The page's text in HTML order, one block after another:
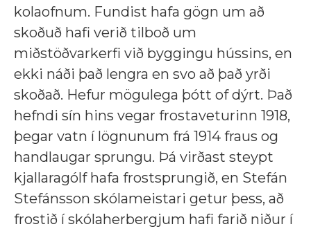
kolaofnum. Fundist hafa gögn um að
skoðuð hafi verið tilboð um
miðstöðvarkerfi við byggingu hússins, en
ekki náði það lengra en svo að það yrði
skoðað. Hefur mögulega þótt of dýrt. Það
hefndi sín hins vegar frostaveturinn 1918,
þegar vatn í lögnunum frá 1914 fraus og
handlaugar sprungu. Þá virðast steypt
kjallaragólf hafa frostsprungið, en Stefán
Stefánsson skólameistari getur þess, að
frostið í skólaherbergjum hafi farið niður í